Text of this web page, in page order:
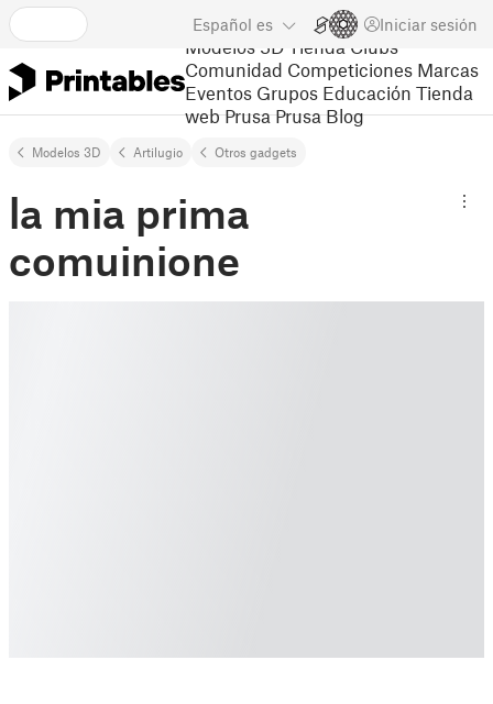
Español es Iniciar sesión
Modelos 3D Tienda Clubs
Comunidad Competiciones Marcas
Eventos Grupos Educación Tienda
web Prusa Prusa Blog
Modelos 3D Artilugio Otros gadgets
la mia prima
comuinione